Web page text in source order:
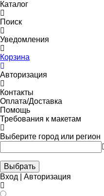
Каталог
Поиск
Уведомления
Корзина
Авторизация
Контакты
Оплата/Доставка
Помощь
Требования к макетам
Выберите город или регион
Выбрать
Вход | Авторизация